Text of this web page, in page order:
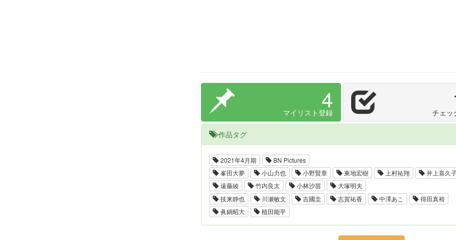
4
マイリスト登録 チェッ
作品タグ
2021年4月期
BN Pictures
峯田大夢
小山力也 小野賢章 東地宏樹 上村祐翔
井上喜久
遠藤綾
竹内良太 小林沙苗
大塚明夫
技来静也
川瀬敏文 吉國圭 志賀祐香 中澤あこ
得田真裕
眞鍋昭大
植田能平